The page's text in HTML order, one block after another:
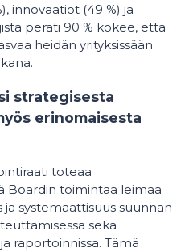
innovaatiot (49 %) ja
peräti 90 % kokee, että
heidän yrityksissään
strategisesta
erinomaisesta
toteaa
Boardin toimintaa leimaa
systemaattisuus suunnan
sekä
raportoinnissa. Tämä